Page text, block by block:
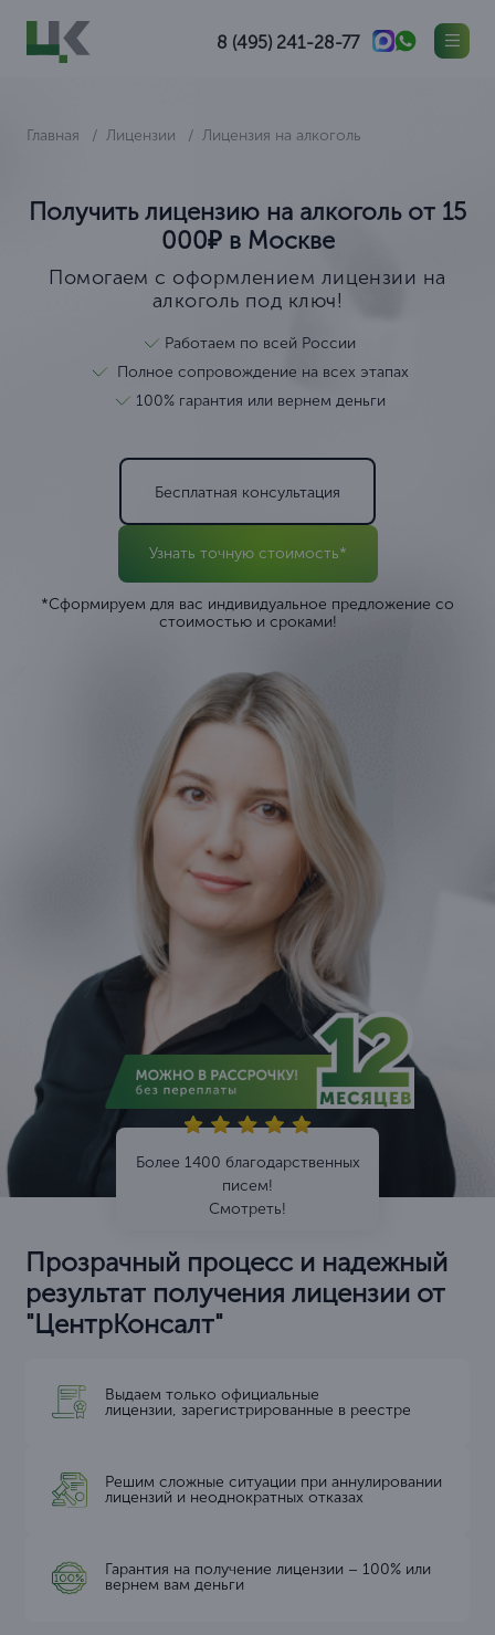
8 (495) 241-28-77
Главная Лицензии Лицензия на алкоголь
Получить лицензию на алкоголь от 15
000₽ в Москве
Помогаем с оформлением лицензии на
алкоголь под ключ!
Работаем по всей России
Полное сопровождение на всех этапах
100% гарантия или вернем деньги
Бесплатная консультация
Узнать точную стоимость*
*Сформируем для вас индивидуальное предложение со
стоимостью и сроками!
Более 1400 благодарственных
писем!
Смотреть!
Прозрачный процесс и надежный
результат получения лицензии от
"ЦентрКонсалт"
Выдаем только официальные
лицензии, зарегистрированные в реестре
Решим сложные ситуации при аннулировании
лицензий и неоднократных отказах
Гарантия на получение лицензии – 100% или
вернем вам деньги